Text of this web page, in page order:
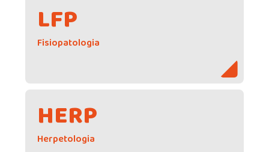
LFP
Fisiopatologia
HERP
Herpetologia